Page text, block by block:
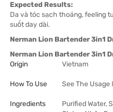
Expected Results:
Da và tóc sạch thoáng, feeling
suốt day dài.
Nerman Lion Bartender 3in1
Nerman Lion Bartender 3in1
Origin
Vietnam
How To Use See The Usage
Ingredients
Purified Water,